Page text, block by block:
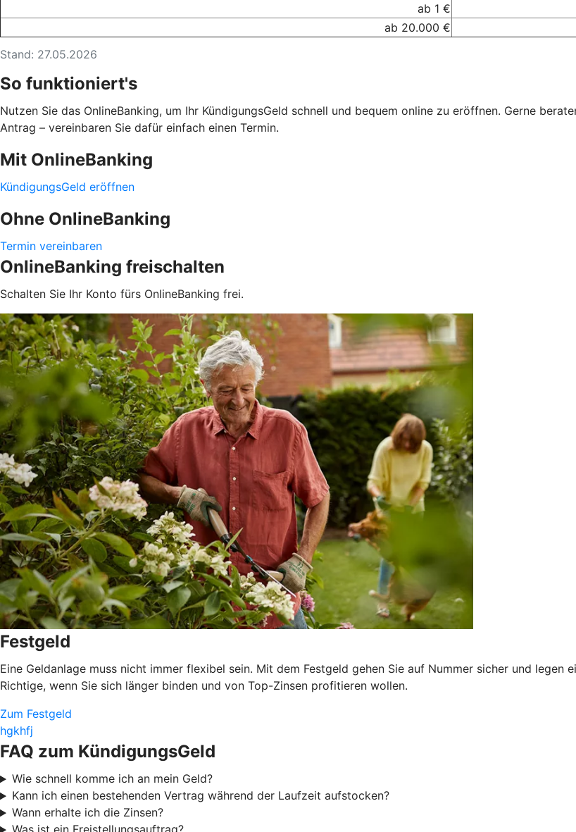
Stand: 27.05.2026
ab 1 €
ab 20.000 €
So funktioniert's
Nutzen Sie das OnlineBanking, um Ihr KündigungsGeld schnell und bequem online zu eröffnen. Gerne
Antrag – vereinbaren Sie dafür einfach einen Termin.
Mit OnlineBanking
KündigungsGeld eröffnen
Ohne OnlineBanking
Termin vereinbaren
OnlineBanking freischalten
Schalten Sie Ihr Konto fürs OnlineBanking frei.
Festgeld
Eine Geldanlage muss nicht immer flexibel sein. Mit dem Festgeld gehen Sie auf Nummer sicher und legen
Richtige, wenn Sie sich länger binden und von Top-Zinsen profitieren wollen.
Zum Festgeld
hgkhfj
FAQ zum KündigungsGeld
Wie schnell komme ich an mein Geld?
Kann ich einen bestehenden Vertrag während der Laufzeit aufstocken?
Wann erhalte ich die Zinsen?